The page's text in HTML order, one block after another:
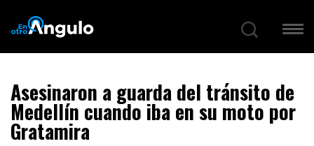
Asesinaron a guarda del tránsito de
Medellín cuando iba en su moto por
Gratamira